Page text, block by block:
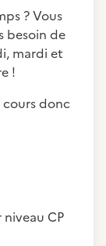
? Vous
besoin de
mardi et
!
cours donc
CP